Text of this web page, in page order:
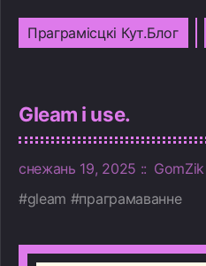
Праграмісцкі Кут.Блог
Gleam і use.
снежань 19, 2025 GomZik
gleam
праграмаванне